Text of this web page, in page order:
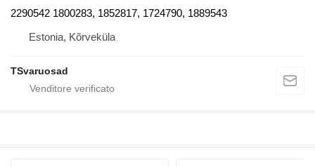
2290542 1800283, 1852817, 1724790, 1889543
Estonia, Kõrveküla
TSvaruosad